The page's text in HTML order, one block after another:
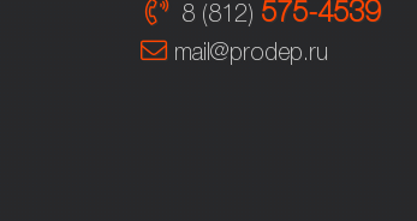
8 (812) 575-4539
mail@prodep.ru